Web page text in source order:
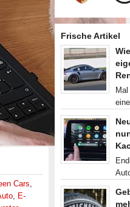
Cars,
, E-
Frische Artikel